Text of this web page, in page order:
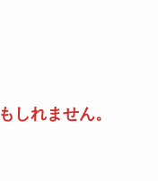
しれません。